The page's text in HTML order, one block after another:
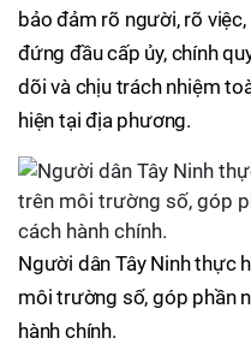
bảo đảm rõ người, rõ
đứng đầu cấp ủy, chính
dõi và chịu trách nhiệm
hiện tại địa phương.
Người dân Tây Ninh thực
môi trường số, góp phần
hành chính.